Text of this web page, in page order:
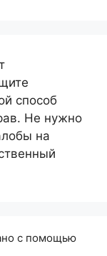
способ
Не нужно
на
с помощью